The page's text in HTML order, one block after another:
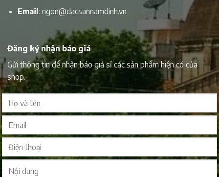
Email : ngon@dacsannamdinh.vn
Đăng ký nhận báo giá
Gửi thông tin để nhận báo giá sỉ các sản phẩm hiện có của
shop.